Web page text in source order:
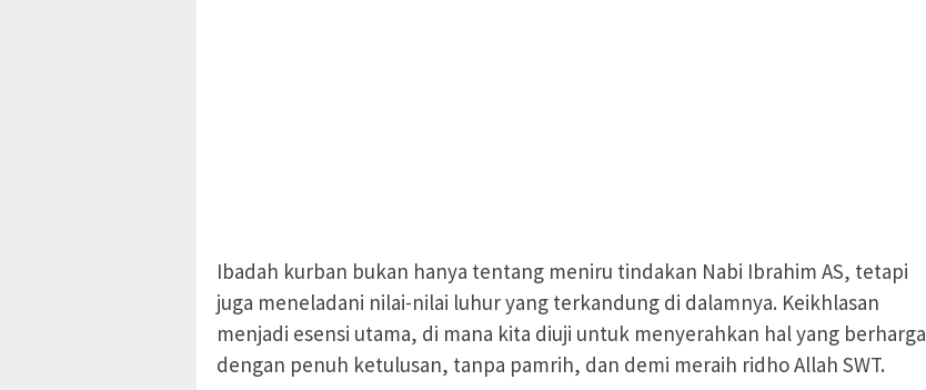
Ibadah kurban bukan hanya tentang meniru tindakan Nabi Ibrahim AS, tetapi
juga meneladani nilai-nilai luhur yang terkandung di dalamnya. Keikhlasan
menjadi esensi utama, di mana kita diuji untuk menyerahkan hal yang berharga
dengan penuh ketulusan, tanpa pamrih, dan demi meraih ridho Allah SWT.